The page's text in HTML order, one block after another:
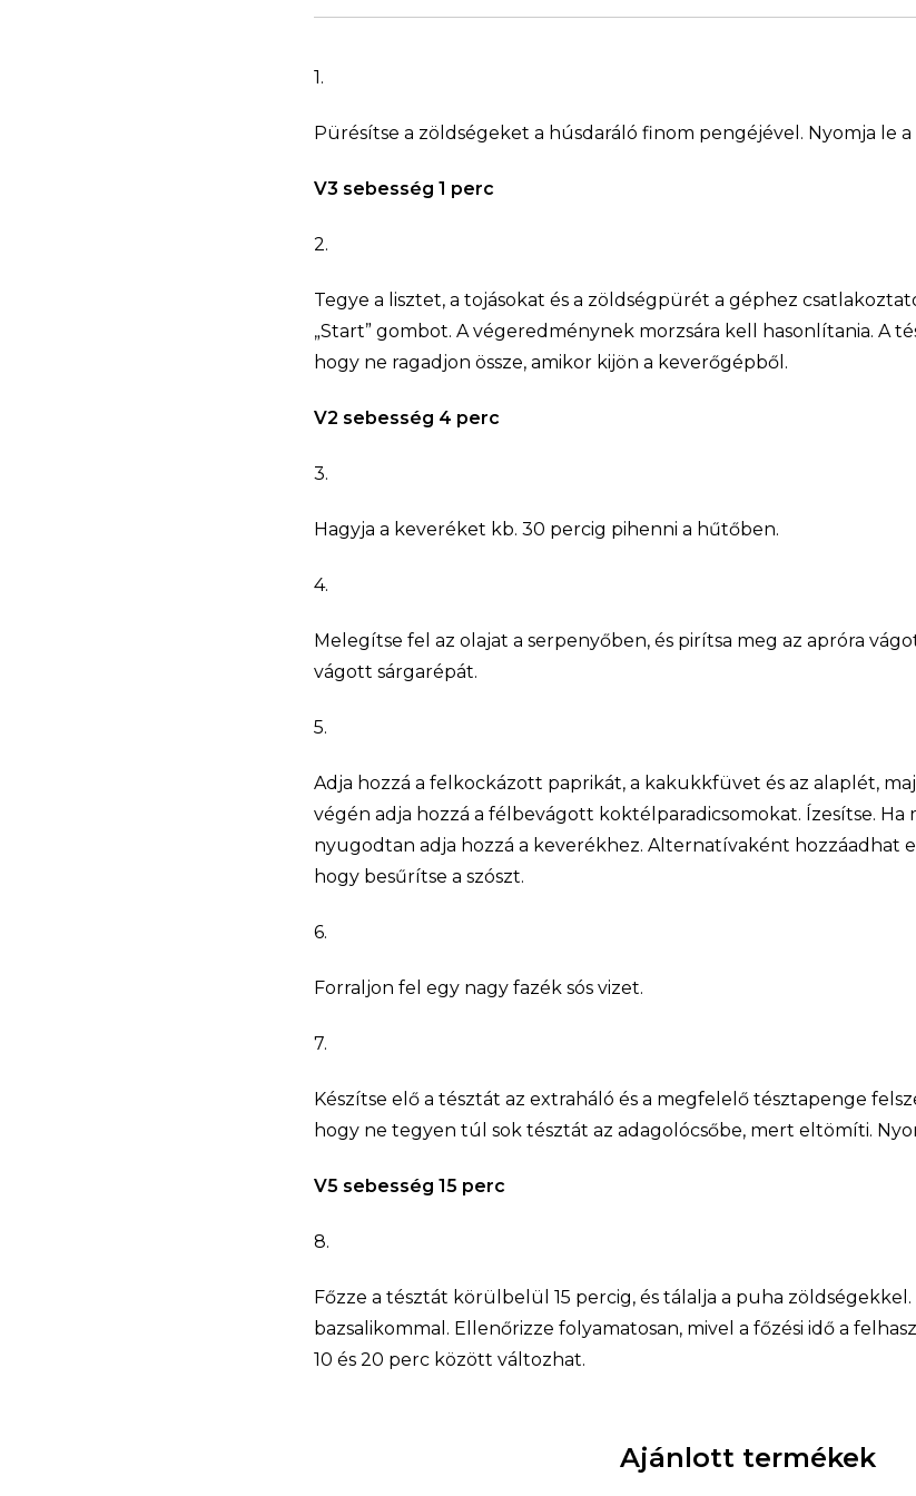
1.
Pürésítse a zöldségeket a húsdaráló finom pengéjével. Nyomja le a
V3 sebesség 1 perc
2.
Tegye a lisztet, a tojásokat és a zöldségpürét a géphez
„Start” gombot. A végeredménynek morzsára kell hasonlítania. A
hogy ne ragadjon össze, amikor kijön a keverőgépből.
V2 sebesség 4 perc
3.
Hagyja a keveréket kb. 30 percig pihenni a hűtőben.
4.
Melegítse fel az olajat a serpenyőben, és pirítsa meg az apróra
vágott sárgarépát.
5.
Adja hozzá a felkockázott paprikát, a kakukkfüvet és az alaplét,
végén adja hozzá a félbevágott koktélparadicsomokat. Ízesítse. Ha
nyugodtan adja hozzá a keverékhez. Alternatívaként hozzáadhat
hogy besűrítse a szószt.
6.
Forraljon fel egy nagy fazék sós vizet.
7.
Készítse elő a tésztát az extraháló és a megfelelő tésztapenge
hogy ne tegyen túl sok tésztát az adagolócsőbe, mert eltömíti.
V5 sebesség 15 perc
8.
Főzze a tésztát körülbelül 15 percig, és tálalja a puha
bazsalikommal. Ellenőrizze folyamatosan, mivel a főzési idő a
10 és 20 perc között változhat.
Ajánlott termékek